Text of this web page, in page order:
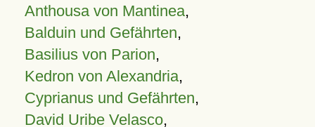
Anthousa von Mantinea,
Balduin und Gefährten,
Basilius von Parion,
Kedron von Alexandria,
Cyprianus und Gefährten,
David Uribe Velasco,